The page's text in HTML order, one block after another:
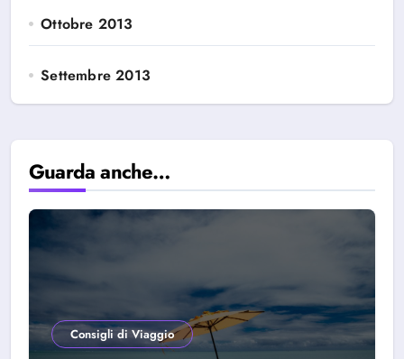
Ottobre 2013
Settembre 2013
Guarda anche…
Consigli di Viaggio